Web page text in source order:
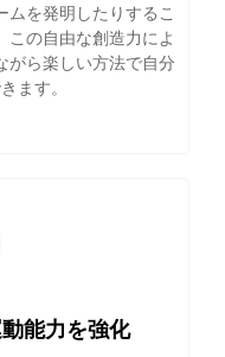
ムを発明したりするこ
この自由な創造力によ
がら楽しい方法で自分
ます。
能力を強化